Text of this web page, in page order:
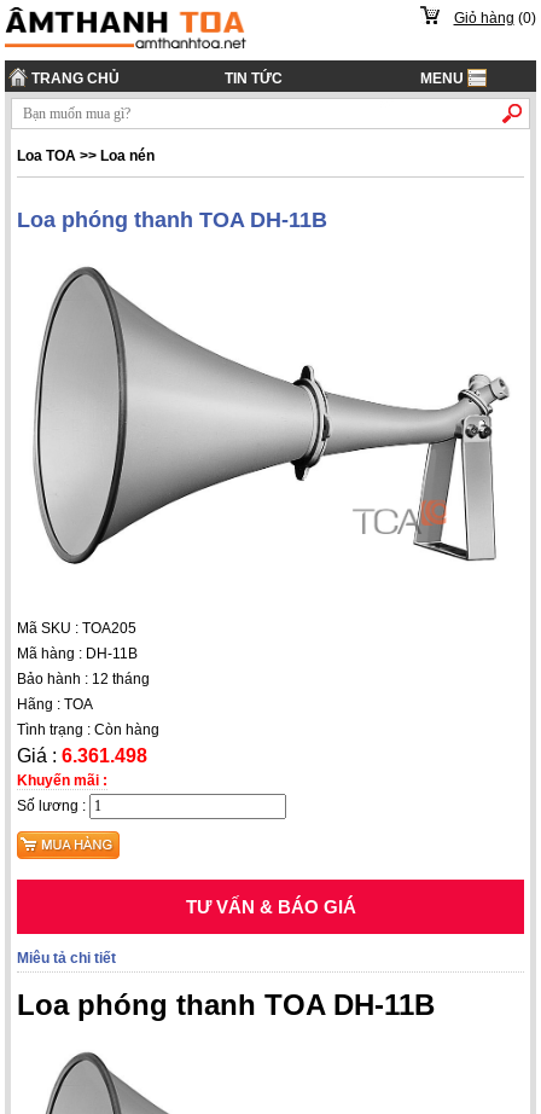
Giỏ hàng (0)
TRANG CHỦ TIN TỨC MENU
Loa TOA >> Loa nén
Loa phóng thanh TOA DH-11B
Mã SKU : TOA205
Mã hàng : DH-11B
Bảo hành : 12 tháng
Hãng : TOA
Tình trạng : Còn hàng
Giá :6.361.498
Khuyến mãi :
Số lương :
TƯ VẤN & BÁO GIÁ
Miêu tả chi tiết
Loa phóng thanh TOA DH-11B